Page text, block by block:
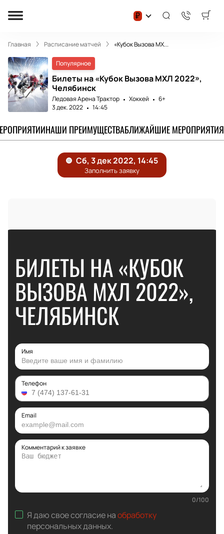
₽
Главная Расписание матчей «Кубок Вызова МХ...
Популярное
Билеты на «Кубок Вызова МХЛ 2022»,
Челябинск
Ледовая Арена Трактор Хоккей
6+
3 дек. 2022
14:45
НАШИ ПРЕИМУЩЕСТВАБЛИЖАЙШИЕ МЕРОПРИЯТИЯ
БИЛЕТЫ НА «КУБОК
ВЫЗОВА МХЛ 2022»,
ЧЕЛЯБИНСК
Имя
Телефон
Email
Комментарий к заявке
0/100
Я даю свое согласие наобработку
персональных данных.